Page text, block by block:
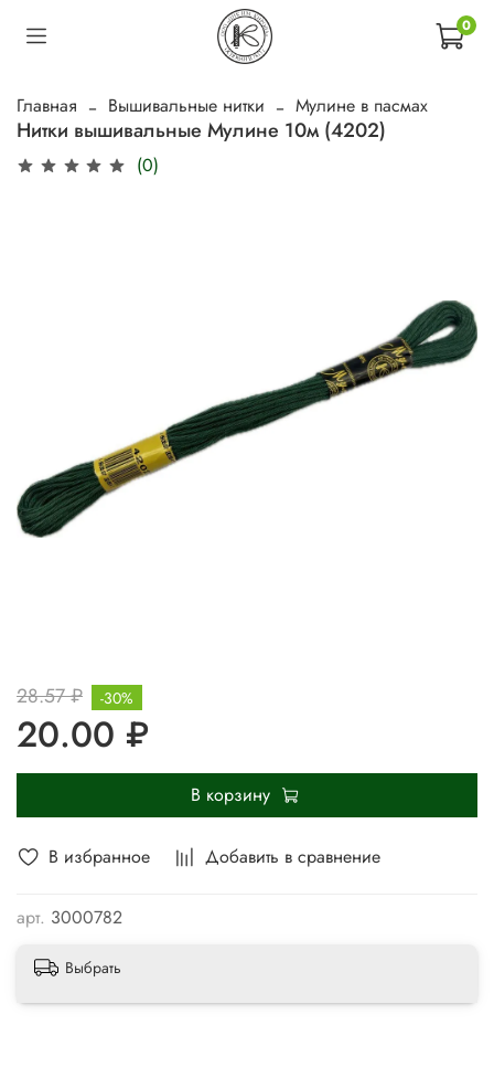
0
Главная Вышивальные нитки Мулине в пасмах
Нитки вышивальные Мулине 10м (4202)
(0)
В избранное Добавить в сравнение
арт. 3000782
28.57 ₽
20.00 ₽
-30%
В корзину
Выбрать